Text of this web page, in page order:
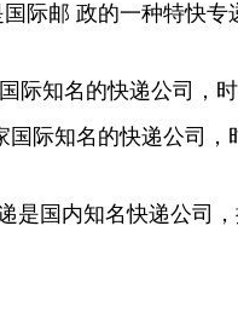
际邮 政的一种特快
际知名的快递公司，
国际知名的快递公司
是国内知名快递公司